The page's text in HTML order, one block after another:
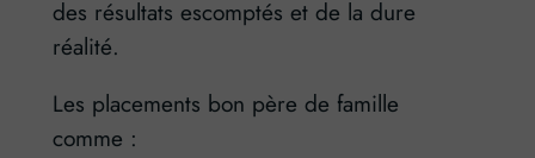
des résultats escomptés et de la dure
réalité.
Les placements bon père de famille
comme :